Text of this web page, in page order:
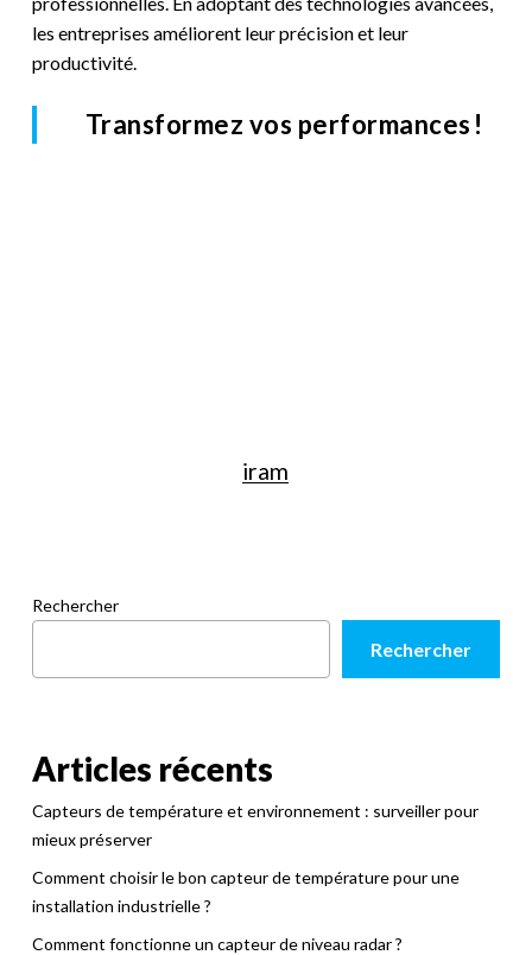
les entreprises améliorent leur précision et leur
productivité.
Transformez vos performances !
iram
Rechercher
Rechercher
Articles récents
Capteurs de température et environnement : surveiller pour
mieux préserver
Comment choisir le bon capteur de température pour une
installation industrielle ?
Comment fonctionne un capteur de niveau radar ?